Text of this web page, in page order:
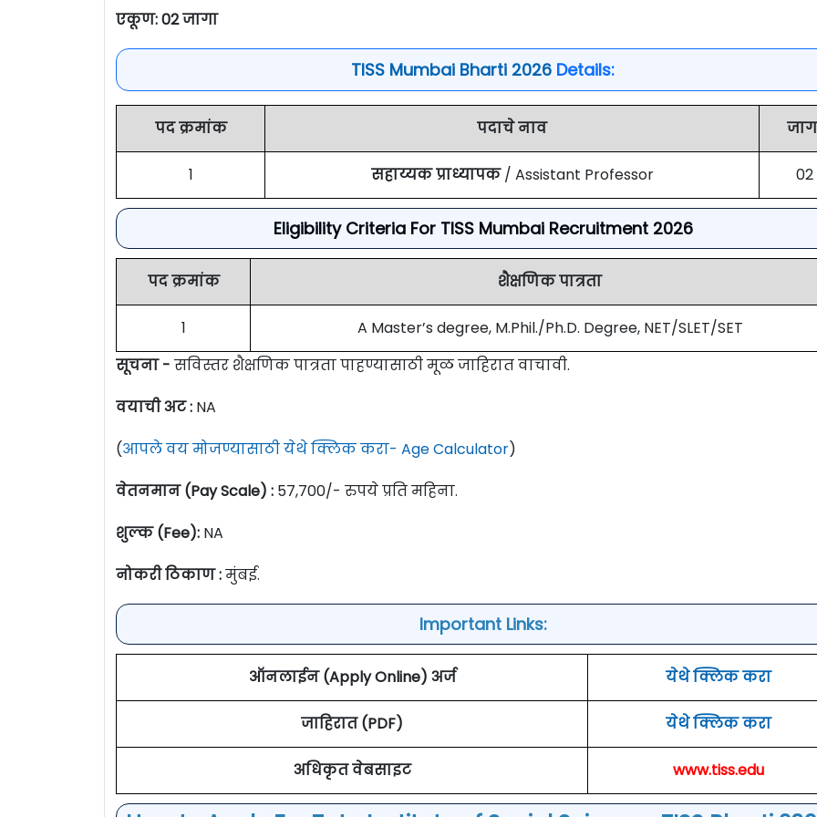
एकूण:02 जागा
TISS Mumbai Bharti 2026 Details:
पद क्रमांक पदाचे नाव
1 सहाय्यक प्राध्यापक/ Assistant Professor 02
Eligibility Criteria For TISS Mumbai Recruitment 2026
पद क्रमांक शैक्षणिक पात्रता
1
A Master’s degree, M.Phil./Ph.D. Degree, NET/SLET/SET
सूचना - सविस्तर शैक्षणिक पात्रता पाहण्यासाठी मूळ जाहिरात वाचावी.
वयाची अट : NA
(आपले वय मोजण्यासाठी येथे क्लिक करा- Age Calculator)
वेतनमान (Pay Scale) : 57,700/- रुपये प्रति महिना.
शुल्क (Fee): NA
नोकरी ठिकाण :मुंबई.
Important Links:
ऑनलाईन (Apply Online) अर्ज येथे क्लिक करा
जाहिरात (PDF) येथे क्लिक करा
अधिकृत वेबसाइट www.tiss.edu